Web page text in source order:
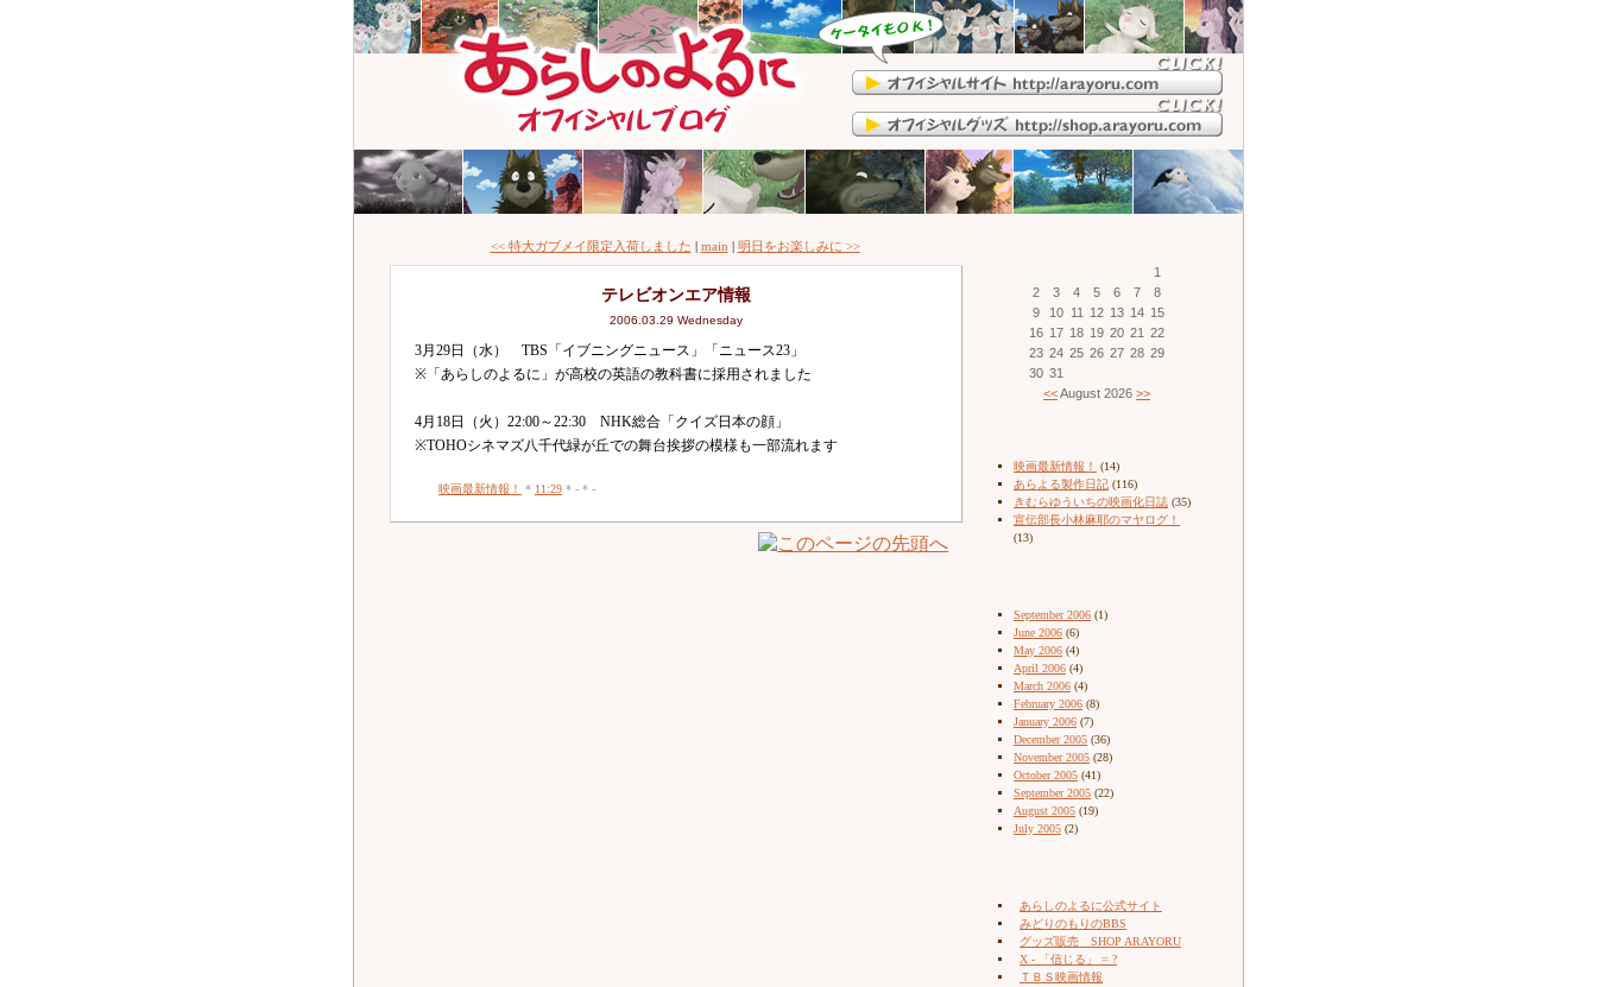
<< 特大ガブメイ限定入荷しました | main | 明日をお楽しみに >>
テレビオンエア情報
2006.03.29 Wednesday
3月29日（水） TBS「イブニングニュース」「ニュース23」
※「あらしのよるに」が高校の英語の教科書に採用されました
4月18日（火）22:00～22:30 NHK総合「クイズ日本の顔」
※TOHOシネマズ八千代緑が丘での舞台挨拶の模様も一部流れます
映画最新情報！ * 11:29 * - * -
1
2
3 4 5 6 7
8
9
10 11 12 13 14 15
16 17 18 19 20 21 22
23 24 25 26 27 28 29
30 31
<<August 2026 >>
映画最新情報！
(14)
あらよる製作日記 (116)
きむらゆういちの映画化日誌 (35)
宣伝部長小林麻耶のマヤログ！
(13)
September 2006 (1)
June 2006 (6)
May 2006 (4)
April 2006 (4)
March 2006 (4)
February 2006 (8)
January 2006 (7)
December 2005 (36)
November 2005 (28)
October 2005 (41)
September 2005 (22)
August 2005 (19)
July 2005 (2)
あらしのよるに公式サイト
みどりのもりのBBS
グッズ販売 SHOP ARAYORU
X - 「信じる」 = ?
ＴＢＳ映画情報